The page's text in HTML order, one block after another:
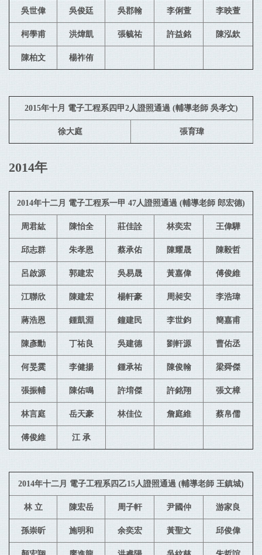
吳世偉 吳俊廷 吳郡翰 李俐萱 李映萱
柯學甫 洪煒凱 張毓祐 許益銘 陳泓欽
陳柏文 楊祚侑
2015年十月 電子工程系四甲2人證照通過 (輔導老師 吳孝文)
徐大庭 張育瑋
2014年
2014年十二月 電子工程系一甲 47人證照通過 (輔導老師 郎宏德)
周君紘 陳怡全 莊佳詮 林奕宏 王偉驊
邱志群 朱孝恩 蔡承佑 陳耀晟 陳毅哲
呂啟源 郭建宏 吳易晟 黃嘉偉 傅俊維
江聯欣 陳建宏 楊軒豪 周昶安 李浩瑋
蔣浩恩 鍾凱淵 鐘建民 李世鈞 簡嘉甫
陳彥勳 丁祐良 吳建德 劉軒源 曹佑丞
何旻霙 李健揚 鍾承祐 陳俊翰 梁舜傑
張振輔 陳佑鳴 許堉傑 許銘翔 張文樟
林言庭 岳天豪 林佳位 詹庭維 蔡帛儒
傅俊維 江 承
2014年十二月 電子工程系四乙15人證照通過 (輔導老師 王鎮城)
林 立 陳宏岳 周子軒 尹國仲 游家良
孫崇昕 施明和 余奕宏 黃聖文 邱俊偉